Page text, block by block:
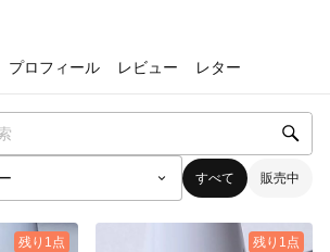
プロフィール レビュー レター
すべて 販売中
残り1点 残り1点